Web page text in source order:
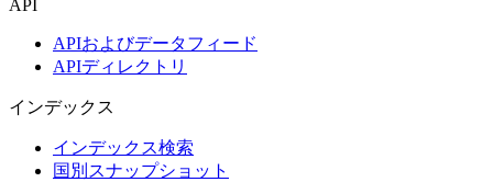
API
APIおよびデータフィード
APIディレクトリ
インデックス
インデックス検索
国別スナップショット